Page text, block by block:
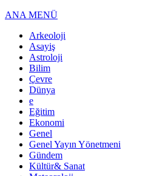
ANA MENÜ
Arkeoloji
Asayiş
Astroloji
Bilim
Çevre
Dünya
e
Eğitim
Ekonomi
Genel
Genel Yayın Yönetmeni
Gündem
Kültür& Sanat